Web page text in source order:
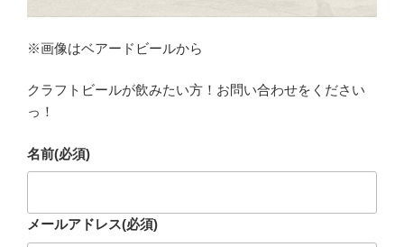
※画像はベアードビールから
クラフトビールが飲みたい方！お問い合わせをください
っ！
名前(必須)
メールアドレス(必須)